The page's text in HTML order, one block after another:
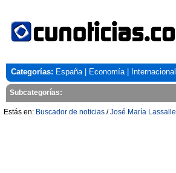
Categorías: España| Economía| Internacional
Subcategorías:
Estás en: Buscador de noticias /José María Lassalle